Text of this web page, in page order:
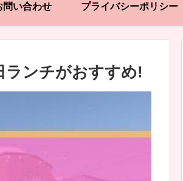
問い合わせ プライバシーポリシー
ランチがおすすめ!